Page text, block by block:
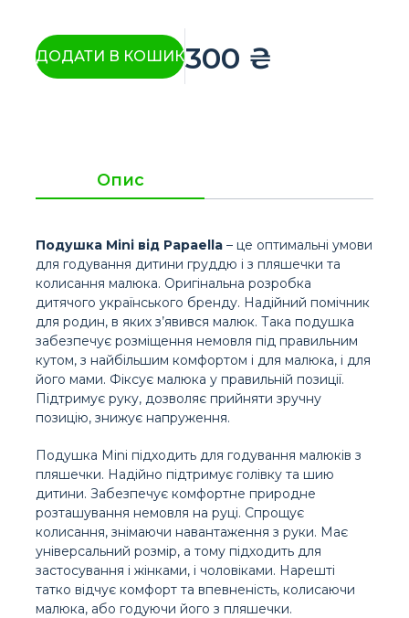
ДОДАТИ В КОШИК300 ₴
Опис
Подушка Mini від Papaella – це оптимальні умови
для годування дитини груддю і з пляшечки та
колисання малюка. Оригінальна розробка
дитячого українського бренду. Надійний помічник
для родин, в яких з’явився малюк. Така подушка
забезпечує розміщення немовля під правильним
кутом, з найбільшим комфортом і для малюка, і для
його мами. Фіксує малюка у правильній позиції.
Підтримує руку, дозволяє прийняти зручну
позицію, знижує напруження.
Подушка Mini підходить для годування малюків з
пляшечки. Надійно підтримує голівку та шию
дитини. Забезпечує комфортне природне
розташування немовля на руці. Спрощує
колисання, знімаючи навантаження з руки. Має
універсальний розмір, а тому підходить для
застосування і жінками, і чоловіками. Нарешті
татко відчує комфорт та впевненість, колисаючи
малюка, або годуючи його з пляшечки.